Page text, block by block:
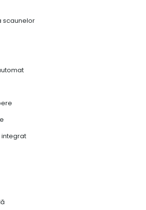
scaunelor
integrat